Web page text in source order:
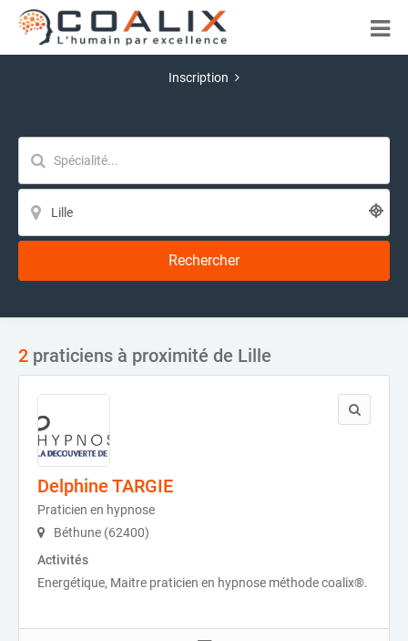
Inscription
Rechercher
2 praticiens à proximité de Lille
Delphine TARGIE
Praticien en hypnose
Béthune (62400)
Activités
Energétique, Maitre praticien en hypnose méthode coalix®.